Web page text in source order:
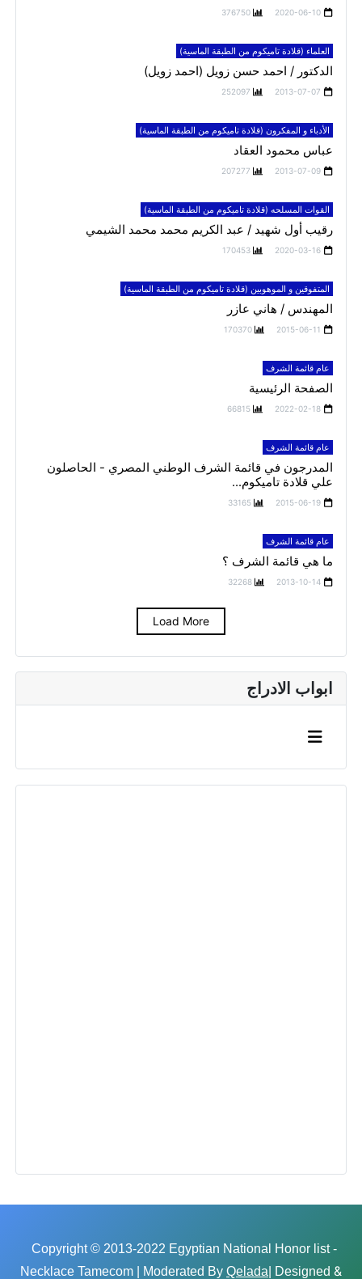
ابواب الادراج
2020-06-10
376750
العلماء (قلادة تاميكوم من الطبقة الماسية)
الدكتور / احمد حسن زويل (احمد زويل)
2013-07-07
252097
الأدباء و المفكرون (قلادة تاميكوم من الطبقة الماسية)
عباس محمود العقاد
2013-07-09
207277
القوات المسلحه (قلادة تاميكوم من الطبقة الماسية)
رقيب أول شهيد / عبد الكريم محمد محمد الشيمي
2020-03-16
170453
المتفوقين و الموهوبين (قلادة تاميكوم من الطبقة الماسية)
المهندس / هاني عازر
2015-06-11
170370
عام قائمة الشرف
الصفحة الرئيسية
2022-02-18
66815
عام قائمة الشرف
المدرجون في قائمة الشرف الوطني المصري - الحاصلون
علي قلادة تاميكوم...
2015-06-19
33165
عام قائمة الشرف
ما هي قائمة الشرف ؟
2013-10-14
32268
Load More
Copyright © 2013-2022 Egyptian National Honor list -
Necklace Tamecom | Moderated By Qelada | Designed &